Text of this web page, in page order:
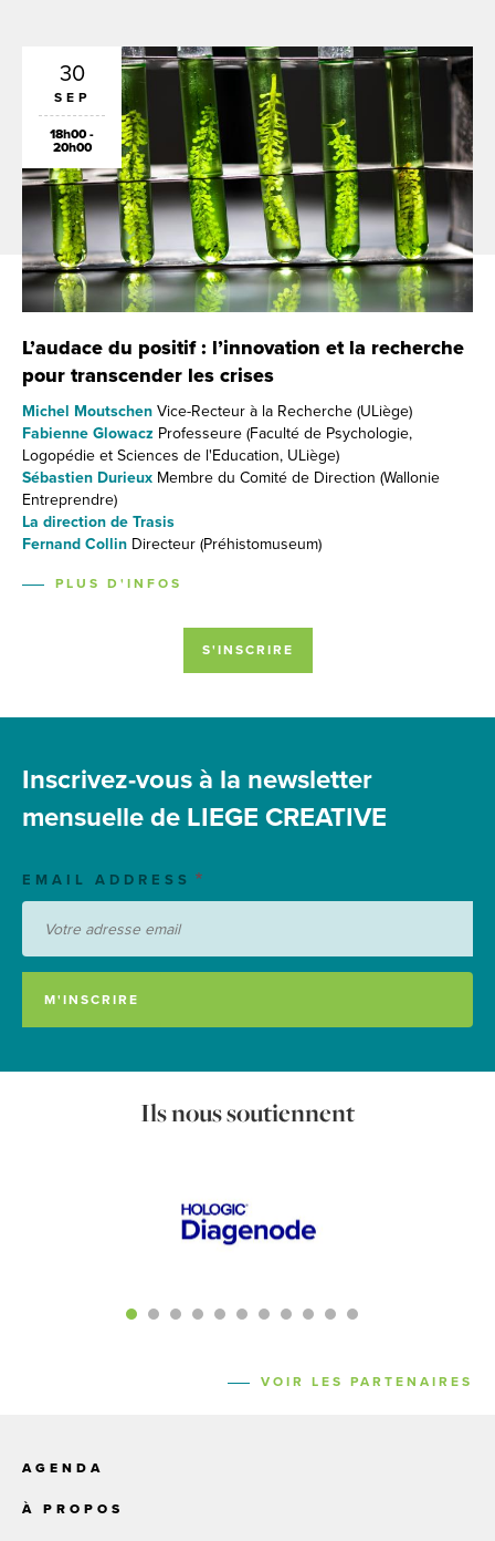
30
SEP
18h00 -
20h00
L’audace du positif : l’innovation et la recherche
pour transcender les crises
Michel Moutschen Vice-Recteur à la Recherche (ULiège)
Fabienne Glowacz Professeure (Faculté de Psychologie,
Logopédie et Sciences de l'Education, ULiège)
Sébastien Durieux Membre du Comité de Direction (Wallonie
Entreprendre)
La direction de Trasis
Fernand Collin Directeur (Préhistomuseum)
PLUS D'INFOS
S'INSCRIRE
Inscrivez-vous à la newsletter
mensuelle de LIEGE CREATIVE
EMAIL ADDRESS
Ils nous soutiennent
VOIR LES PARTENAIRES
AGENDA
À PROPOS